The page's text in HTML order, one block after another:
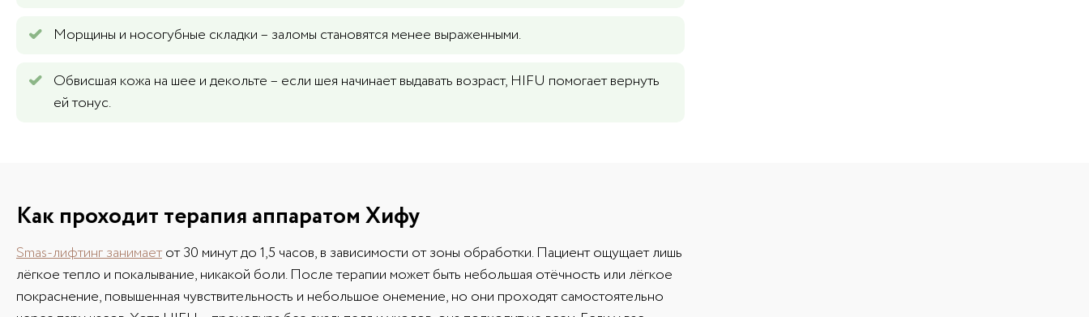
Морщины и носогубные складки – заломы становятся менее выраженными.
Обвисшая кожа на шее и декольте – если шея начинает выдавать возраст, HIFU помогает вернуть
ей тонус.
Как проходит терапия аппаратом Хифу
Smas-лифтинг занимаетот 30 минут до 1,5 часов, в зависимости от зоны обработки. Пациент ощущает лишь
лёгкое тепло и покалывание, никакой боли. После терапии может быть небольшая отёчность или лёгкое
покраснение, повышенная чувствительность и небольшое онемение, но они проходят самостоятельно